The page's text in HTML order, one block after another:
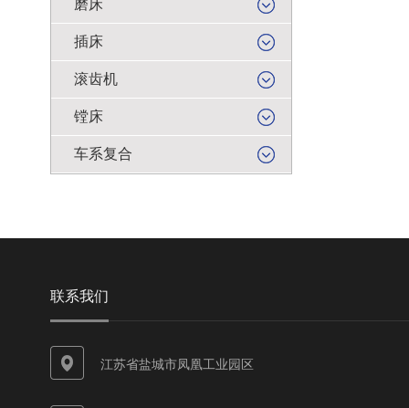
磨床
插床
滚齿机
镗床
车系复合
联系我们
江苏省盐城市凤凰工业园区